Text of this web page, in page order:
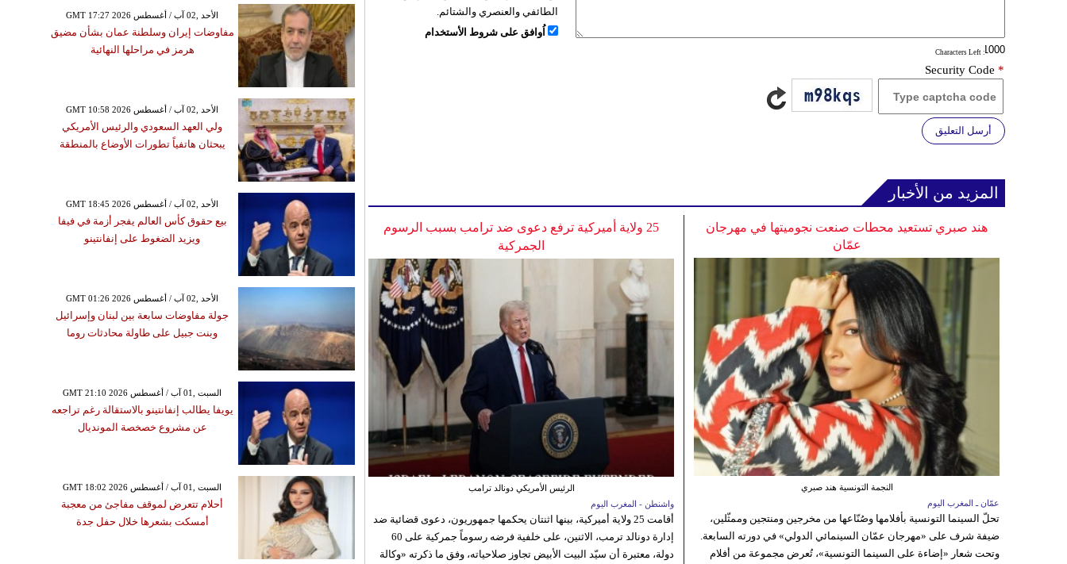
: Characters Left
الطائفي والعنصري والشتائم.
اُوافق على شروط الأستخدام
Security Code *
أرسل التعليق
المزيد من الأخبار
25 ولاية أميركية ترفع دعوى ضد ترامب بسبب الرسوم
الجمركية
الرئيس الأمريكي دونالد ترامب
واشنطن - المغرب اليوم
أقامت 25 ولاية أميركية، بينها اثنتان يحكمها جمهوريون، دعوى قضائية ضد
إدارة دونالد ترمب، الاثنين، على خلفية فرضه رسوماً جمركية على 60
دولة، معتبرة أن سيّد البيت الأبيض تجاوز صلاحياته، وفق ما ذكرته «وكالة
هند صبري تستعيد محطات صنعت نجوميتها في مهرجان
عمّان
النجمة التونسية هند صبري
عمّان ـ المغرب اليوم
تحلّ السينما التونسية بأفلامها وصُنّاعها من مخرجين ومنتجين وممثّلين،
ضيفة شرف على «مهرجان عمّان السينمائي الدولي» في دورته السابعة.
وتحت شعار «إضاءة على السينما التونسية»، تُعرض مجموعة من أفلام
GMT 17:27 2026 الأحد ,02 آب / أغسطس
مفاوضات إيران وسلطنة عمان بشأن مضيق
هرمز في مراحلها النهائية
GMT 10:58 2026 الأحد ,02 آب / أغسطس
ولي العهد السعودي والرئيس الأمريكي
يبحثان هاتفياً تطورات الأوضاع بالمنطقة
GMT 18:45 2026 الأحد ,02 آب / أغسطس
بيع حقوق كأس العالم يفجر أزمة في فيفا
ويزيد الضغوط على إنفانتينو
GMT 01:26 2026 الأحد ,02 آب / أغسطس
جولة مفاوضات سابعة بين لبنان وإسرائيل
وبنت جبيل على طاولة محادثات روما
GMT 21:10 2026 السبت ,01 آب / أغسطس
يويفا يطالب إنفانتينو بالاستقالة رغم تراجعه
عن مشروع خصخصة المونديال
GMT 18:02 2026 السبت ,01 آب / أغسطس
أحلام تتعرض لموقف مفاجئ من معجبة
أمسكت بشعرها خلال حفل جدة